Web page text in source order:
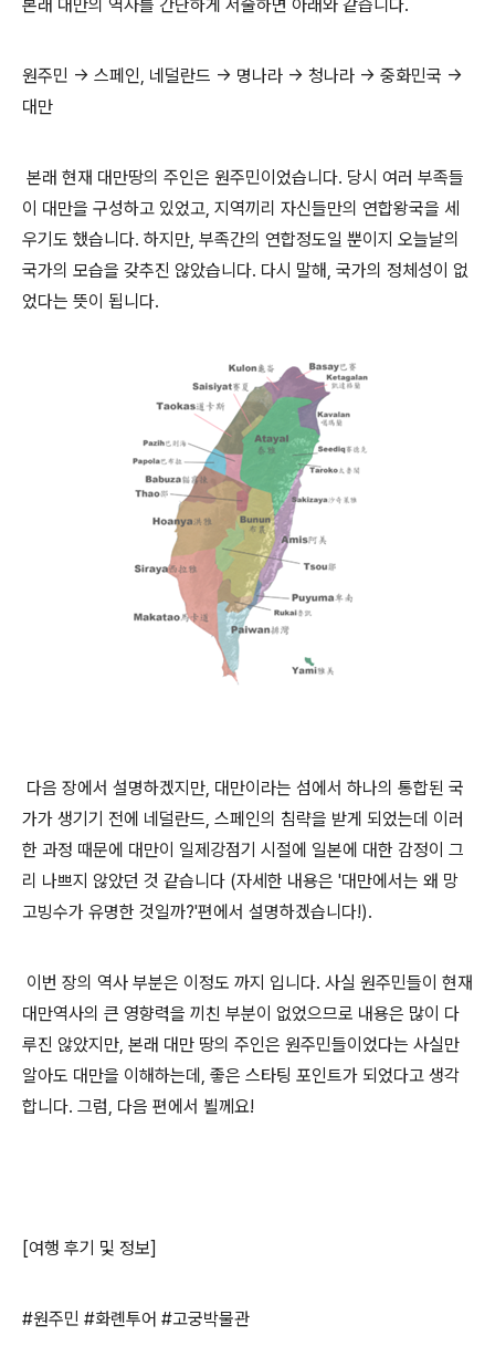
본래 대만의 역사를 간단하게 서술하면 아래와 같습니다.
원주민 -> 스페인, 네덜란드 -> 명나라 -> 청나라 -> 중화민국 ->
대만
본래 현재 대만땅의 주인은 원주민이었습니다. 당시 여러 부족들
이 대만을 구성하고 있었고, 지역끼리 자신들만의 연합왕국을 세
우기도 했습니다. 하지만, 부족간의 연합정도일 뿐이지 오늘날의
국가의 모습을 갖추진 않았습니다. 다시 말해, 국가의 정체성이 없
었다는 뜻이 됩니다.
다음 장에서 설명하겠지만, 대만이라는 섬에서 하나의 통합된 국
가가 생기기 전에 네덜란드, 스페인의 침략을 받게 되었는데 이러
한 과정 때문에 대만이 일제강점기 시절에 일본에 대한 감정이 그
리 나쁘지 않았던 것 같습니다 (자세한 내용은 '대만에서는 왜 망
고빙수가 유명한 것일까?'편에서 설명하겠습니다!).
이번 장의 역사 부분은 이정도 까지 입니다. 사실 원주민들이 현재
대만역사의 큰 영향력을 끼친 부분이 없었으므로 내용은 많이 다
루진 않았지만, 본래 대만 땅의 주인은 원주민들이었다는 사실만
알아도 대만을 이해하는데, 좋은 스타팅 포인트가 되었다고 생각
합니다. 그럼, 다음 편에서 뵐께요!
[여행 후기 및 정보]
#원주민 #화롄투어 #고궁박물관